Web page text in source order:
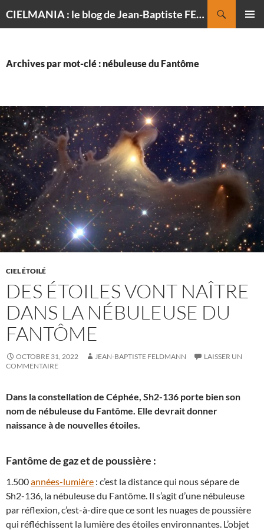
CIELMANIA : le blog de Jean-Baptiste FELDMANN, photographe du ciel
Archives par mot-clé : nébuleuse du Fantôme
CIEL ÉTOILÉ
DES ÉTOILES VONT NAÎTRE
DANS LA NÉBULEUSE DU
FANTÔME
OCTOBRE 31, 2022 JEAN-BAPTISTE FELDMANN
LAISSER UN
COMMENTAIRE
Dans la constellation de Céphée, Sh2-136 porte bien son
nom de nébuleuse du Fantôme. Elle devrait donner
naissance à de nouvelles étoiles.
Fantôme de gaz et de poussière :
1.500années-lumière : c’est la distance qui nous sépare de
Sh2-136, la nébuleuse du Fantôme. Il s’agit d’une nébuleuse
par réflexion, c’est-à-dire que ce sont les nuages de poussière
qui réfléchissent la lumière des étoiles environnantes. L’objet